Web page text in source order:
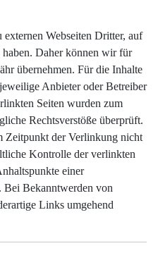
Webseiten Dritter, auf
Daher können wir für
übernehmen. Für die Inhalte
Anbieter oder Betreiber
Seiten wurden zum
Rechtsverstöße überprüft.
Zeitpunkt der Verlinkung nicht
Kontrolle der verlinkten
einer
Bei Bekanntwerden von
Links umgehend